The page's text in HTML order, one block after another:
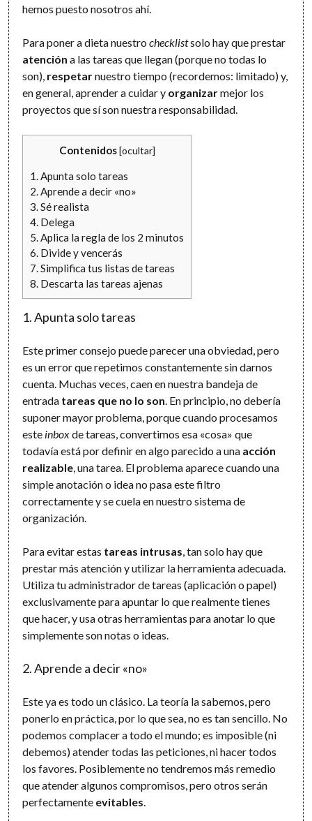
hemos puesto nosotros ahí.
Para poner a dieta nuestrochecklistsolo hay que prestar
atención a las tareas que llegan (porque no todas lo
son), respetarnuestro tiempo (recordemos: limitado) y,
en general, aprender a cuidar y organizarmejor los
proyectos que sí son nuestra responsabilidad.
Contenidos [ocultar]
1. Apunta solo tareas
2. Aprende a decir «no»
3. Sé realista
4. Delega
5. Aplica la regla de los 2 minutos
6. Divide y vencerás
7. Simplifica tus listas de tareas
8. Descarta las tareas ajenas
1. Apunta solo tareas
Este primer consejo puede parecer una obviedad, pero
es un error que repetimos constantemente sin darnos
cuenta. Muchas veces, caen en nuestra bandeja de
entrada tareas que no lo son. En principio, no debería
suponer mayor problema, porque cuando procesamos
este inboxde tareas, convertimos esa «cosa» que
todavía está por definir en algo parecido a una acción
realizable, una tarea. El problema aparece cuando una
simple anotación o idea no pasa este filtro
correctamente y se cuela en nuestro sistema de
organización.
Para evitar estas tareas intrusas, tan solo hay que
prestar más atención y utilizar la herramienta adecuada.
Utiliza tu administrador de tareas (aplicación o papel)
exclusivamente para apuntar lo que realmente tienes
que hacer, y usa otras herramientas para anotar lo que
simplemente son notas o ideas.
2. Aprende a decir «no»
Este ya es todo un clásico. La teoría la sabemos, pero
ponerlo en práctica, por lo que sea, no es tan sencillo. No
podemos complacer a todo el mundo; es imposible (ni
debemos) atender todas las peticiones, ni hacer todos
los favores. Posiblemente no tendremos más remedio
que atender algunos compromisos, pero otros serán
perfectamente evitables.